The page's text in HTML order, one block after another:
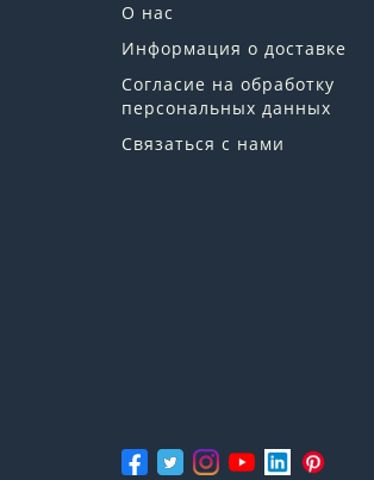
О нас
Информация о доставке
Согласие на обработку
персональных данных
Связаться с нами